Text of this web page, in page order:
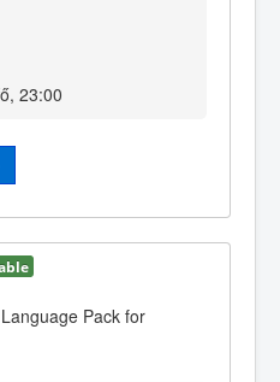
23:00
Pack for